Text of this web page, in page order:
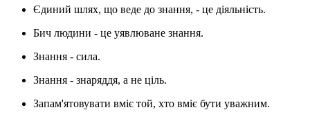
Єдиний шлях, що веде до знання, - це діяльність.
Бич людини - це уявлюване знання.
Знання - сила.
Знання - знаряддя, а не ціль.
Запам'ятовувати вміє той, хто вміє бути уважним.